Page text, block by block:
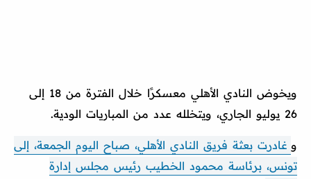
ويخوض النادي الأهلي معسكرًا خلال الفترة من 18 إلى
26 يوليو الجاري، ويتخلله عدد من المباريات الودية.
و غادرت بعثة فريق النادي الأهلي، صباح اليوم الجمعة، إلى
تونس، برئاسة محمود الخطيب رئيس مجلس إدارة